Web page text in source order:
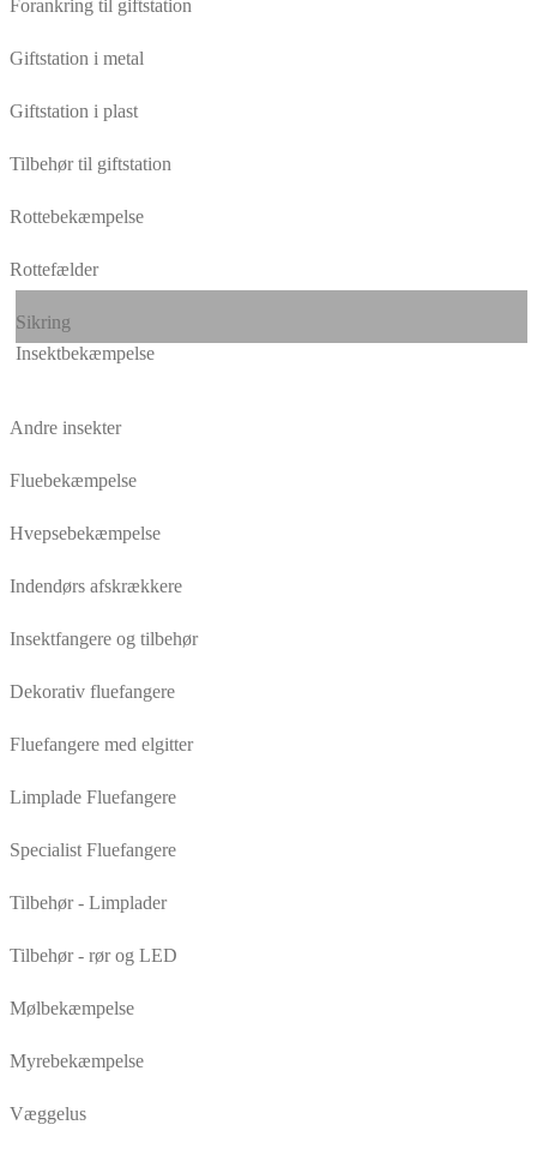
Forankring til giftstation
Giftstation i metal
Giftstation i plast
Tilbehør til giftstation
Rottebekæmpelse
Rottefælder
Sikring
Insektbekæmpelse
Andre insekter
Fluebekæmpelse
Hvepsebekæmpelse
Indendørs afskrækkere
Insektfangere og tilbehør
Dekorativ fluefangere
Fluefangere med elgitter
Limplade Fluefangere
Specialist Fluefangere
Tilbehør - Limplader
Tilbehør - rør og LED
Mølbekæmpelse
Myrebekæmpelse
Væggelus